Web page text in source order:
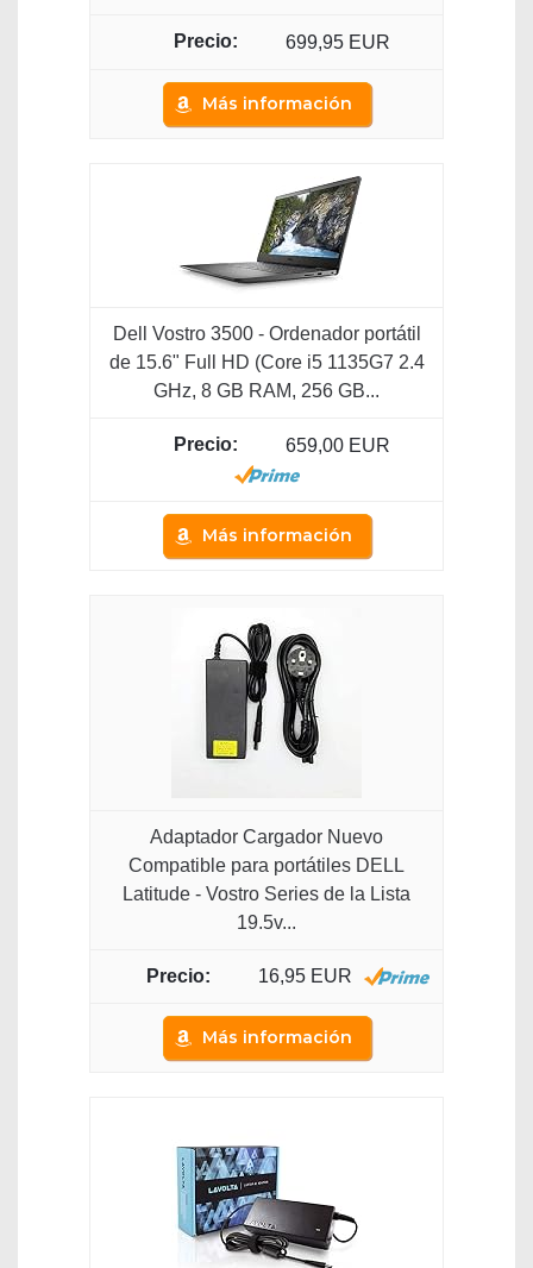
699,95 EUR
Más información
Dell Vostro 3500 - Ordenador portátil
de 15.6" Full HD (Core i5 1135G7 2.4
GHz, 8 GB RAM, 256 GB...
659,00 EUR
Más información
Adaptador Cargador Nuevo
Compatible para portátiles DELL
Latitude - Vostro Series de la Lista
19.5v...
16,95 EUR
Más información